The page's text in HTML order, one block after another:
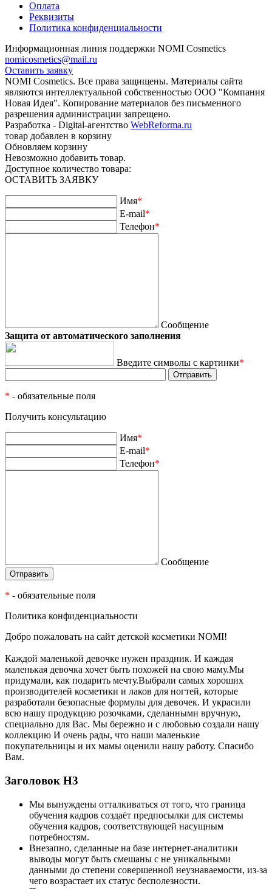
Оплата
Реквизиты
Политика конфиденциальности
Информационная линия поддержки NOMI Сosmetics
nomicosmetics@mail.ru
Оставить заявку
NOMI Сosmetics. Все права защищены. Материалы сайта
являются интеллектуальной собственностью ООО "Компания
Новая Идея". Копирование материалов без письменного
разрешения администрации запрещено.
Разработка - Digital-агентство WebReforma.ru
товар добавлен в корзину
Обновляем корзину
Невозможно добавить товар.
Доступное количество товара:
ОСТАВИТЬ ЗАЯВКУ
Имя*
E-mail*
Телефон*
Сообщение
Защита от автоматического заполнения
Введите символы с картинки*
* - обязательные поля
Получить консультацию
Имя*
E-mail*
Телефон*
Сообщение
* - обязательные поля
Политика конфиденциальности
Добро пожаловать на сайт детской косметики NOMI!
Каждой маленькой девочке нужен праздник. И каждая
маленькая девочка хочет быть похожей на свою маму.Мы
придумали, как подарить мечту.Выбрали самых хороших
производителей косметики и лаков для ногтей, которые
разработали безопасные формулы для девочек. И украсили
всю нашу продукцию розочками, сделанными вручную,
специально для Вас. Мы бережно и с любовью создали нашу
коллекцию И очень рады, что наши маленькие
покупательницы и их мамы оценили нашу работу. Спасибо
Вам.
Заголовок Н3
Мы вынуждены отталкиваться от того, что граница
обучения кадров создаёт предпосылки для системы
обучения кадров, соответствующей насущным
потребностям.
Внезапно, сделанные на базе интернет-аналитики
выводы могут быть смешаны с не уникальными
данными до степени совершенной неузнаваемости, из-за
чего возрастает их статус бесполезности.